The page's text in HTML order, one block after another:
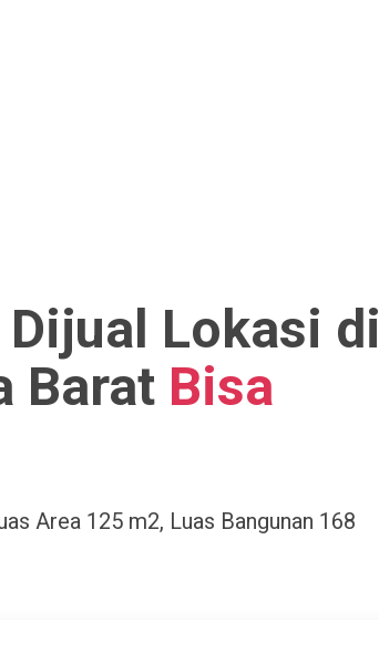
Dijual Lokasi di
Barat Bisa
Area 125 m2, Luas Bangunan 168